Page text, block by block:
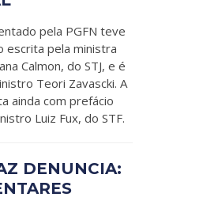
pela PGFN teve
escrita pela ministra
Calmon, do STJ, e é
Teori Zavascki. A
ainda com prefácio
Luiz Fux, do STF.
DENUNCIA: